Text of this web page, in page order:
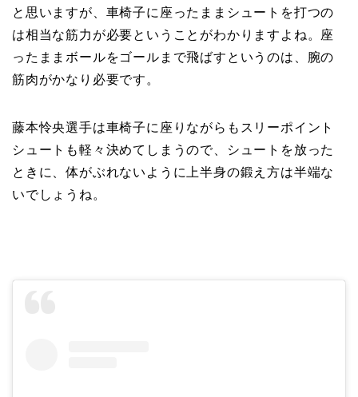
と思いますが、車椅子に座ったままシュートを打つの
は相当な筋力が必要ということがわかりますよね。座
ったままボールをゴールまで飛ばすというのは、腕の
筋肉がかなり必要です。
藤本怜央選手は車椅子に座りながらもスリーポイント
シュートも軽々決めてしまうので、シュートを放った
ときに、体がぶれないように上半身の鍛え方は半端な
いでしょうね。